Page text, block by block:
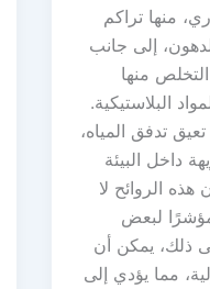
منها تراكم
إلى جانب
منها
البلاستيكية.
تدفق المياه،
داخل البيئة
الروائح لا
لبعض
ذلك، يمكن أن
مما يؤدي إلى